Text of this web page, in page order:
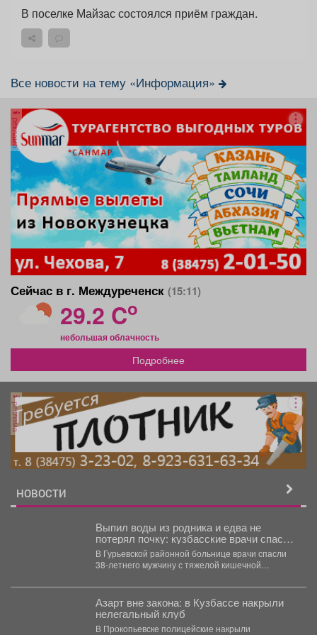
В поселке Майзас состоялся приём граждан.
Все новости на тему «Информация»
реклама
Сейчас в г. Междуреченск (15:11)
29.2 Co
небольшая облачность
Подробнее
реклама
НОВОСТИ
Выпил воды из родника и едва не
потерял почку: кузбасские врачи спасли
пациента
В Гурьевской районной больнице врачи спасли
38-летнего мужчину с тяжелой кишечной
Азарт вне закона: в Кузбассе накрыли
нелегальный клуб
В Прокопьевске полицейские накрыли